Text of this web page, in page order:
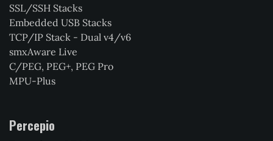
SSL/SSH Stacks
Embedded USB Stacks
TCP/IP Stack - Dual v4/v6
smxAware Live
C/PEG, PEG+, PEG Pro
MPU-Plus
Percepio